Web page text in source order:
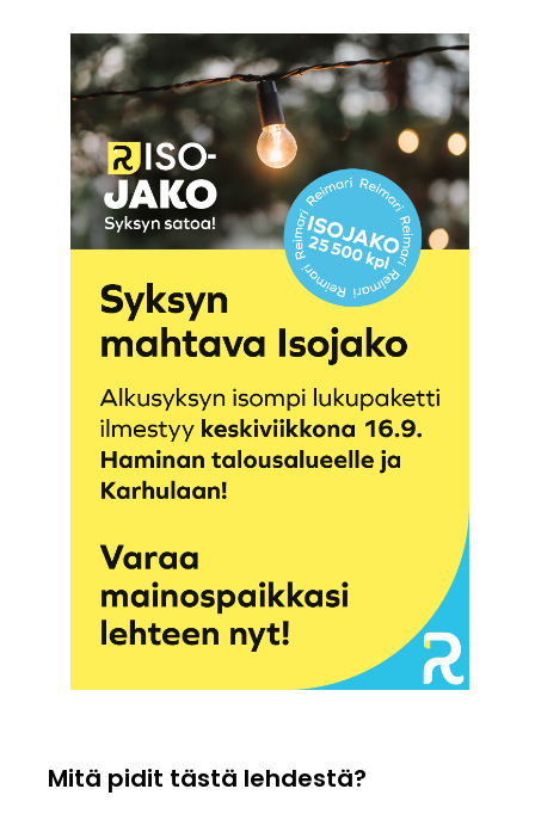
Mitä pidit tästä lehdestä?